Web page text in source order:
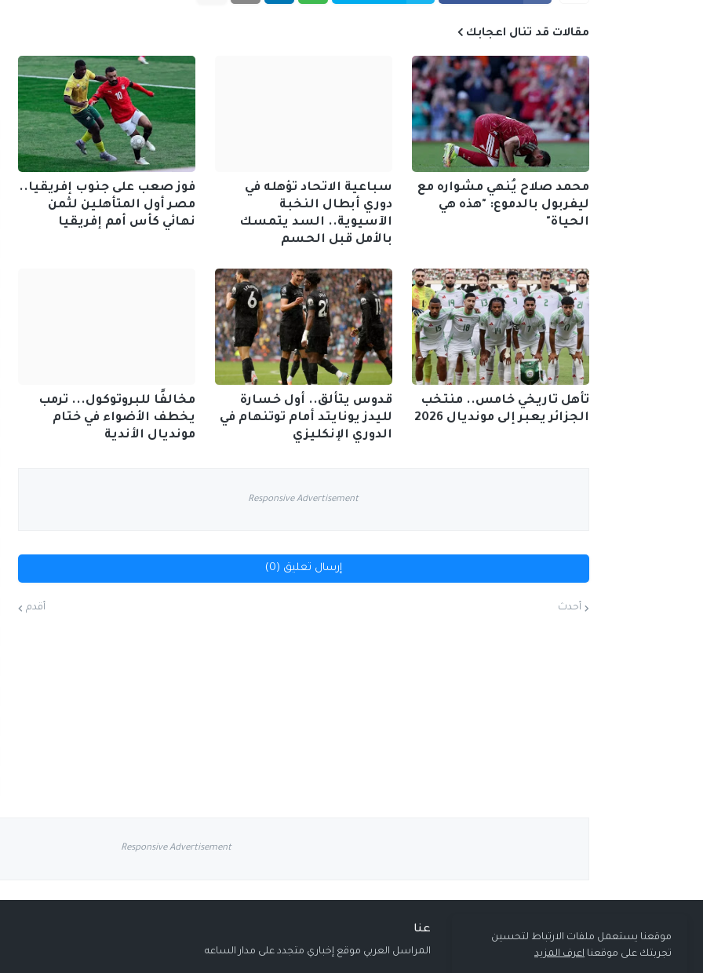
مقالات قد تنال اعجابك
محمد صلاح يُنهي مشواره مع
ليفربول بالدموع: "هذه هي
الحياة"
سباعية الاتحاد تؤهله في
دوري أبطال النخبة
الآسيوية.. السد يتمسك
بالأمل قبل الحسم
فوز صعب على جنوب إفريقيا..
مصر أول المتأهلين لثمن
نهائي كأس أمم إفريقيا
تأهل تاريخي خامس.. منتخب
الجزائر يعبر إلى مونديال 2026
قدوس يتألق.. أول خسارة
لليدز يونايتد أمام توتنهام في
الدوري الإنكليزي
مخالفًا للبروتوكول... ترمب
يخطف الأضواء في ختام
مونديال الأندية
Responsive Advertisement
إرسال تعليق (0)
أحدث أقدم
Responsive Advertisement
عنا
المراسل العربي موقع إخباري متجدد على مدار الساعه
موقعنا يستعمل ملفات الارتباط لتحسين
تجربتك على موقعنا اعرف المزيد